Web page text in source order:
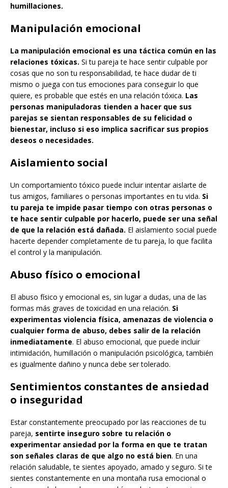
humillaciones.
Manipulación emocional
La manipulación emocional es una táctica común en las
relaciones tóxicas. Si tu pareja te hace sentir culpable por
cosas que no son tu responsabilidad, te hace dudar de ti
mismo o juega con tus emociones para conseguir lo que
quiere, es probable que estés en una relación tóxica. Las
personas manipuladoras tienden a hacer que sus
parejas se sientan responsables de su felicidad o
bienestar, incluso si eso implica sacrificar sus propios
deseos o necesidades.
Aislamiento social
Un comportamiento tóxico puede incluir intentar aislarte de
tus amigos, familiares o personas importantes en tu vida. Si
tu pareja te impide pasar tiempo con otras personas o
te hace sentir culpable por hacerlo, puede ser una señal
de que la relación está dañada. El aislamiento social puede
hacerte depender completamente de tu pareja, lo que facilita
el control y la manipulación.
Abuso físico o emocional
El abuso físico y emocional es, sin lugar a dudas, una de las
formas más graves de toxicidad en una relación. Si
experimentas violencia física, amenazas de violencia o
cualquier forma de abuso, debes salir de la relación
inmediatamente. El abuso emocional, que puede incluir
intimidación, humillación o manipulación psicológica, también
es igualmente dañino y nunca debe ser tolerado.
Sentimientos constantes de ansiedad
o inseguridad
Estar constantemente preocupado por las reacciones de tu
pareja, sentirte inseguro sobre tu relación o
experimentar ansiedad por la forma en que te tratan
son señales claras de que algo no está bien. En una
relación saludable, te sientes apoyado, amado y seguro. Si te
sientes constantemente en una montaña rusa emocional o